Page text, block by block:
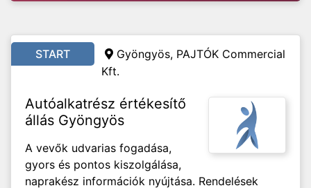
START
Gyöngyös, PAJTÓK Commercial
Kft.
Autóalkatrész értékesítő
állás Gyöngyös
A vevők udvarias fogadása,
gyors és pontos kiszolgálása,
naprakész információk nyújtása. Rendelések